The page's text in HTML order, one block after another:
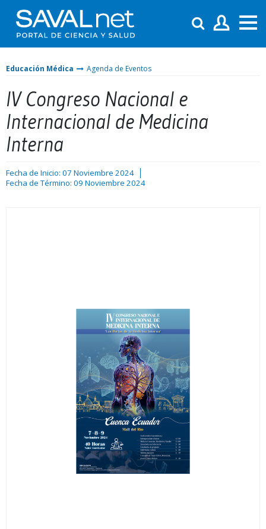
Educación Médica Agenda de Eventos
IV Congreso Nacional e
Internacional de Medicina
Interna
Fecha de Inicio: 07 Noviembre 2024
Fecha de Término: 09 Noviembre 2024